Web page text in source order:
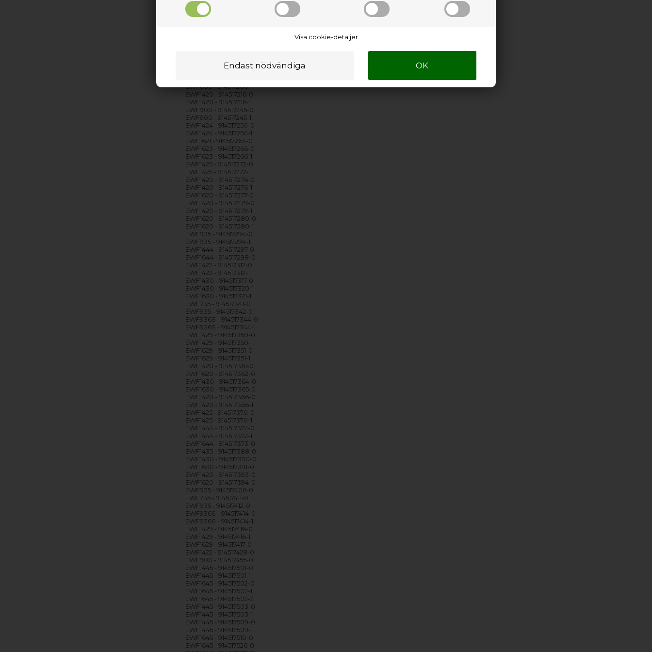
Visa cookie-detaljer
EWF1425 - 914517095-1
EWF1625 - 914517096-0
EWF1422 - 914517205-1
EWF1421 - 914517207-0
EWF830 - 914517208-1
EWF1420 - 914517216-0
EWF1420 - 914517216-1
EWF900 - 914517245-0
EWF900 - 914517245-1
EWF1424 - 914517250-0
EWF1424 - 914517250-1
EWF1621 - 914517264-0
EWF1623 - 914517266-0
EWF1623 - 914517266-1
EWF1425 - 914517272-0
EWF1425 - 914517272-1
EWF1420 - 914517276-0
EWF1420 - 914517276-1
EWF1620 - 914517277-0
EWF1420 - 914517279-0
EWF1420 - 914517279-1
EWF1620 - 914517280-0
EWF1620 - 914517280-1
EWF935 - 914517294-0
EWF935 - 914517294-1
EWF1444 - 914517297-0
EWF1644 - 914517298-0
EWF1422 - 914517312-0
EWF1422 - 914517312-1
EWF1430 - 914517317-0
EWF1430 - 914517320-1
EWF1630 - 914517321-1
EWF735 - 914517341-0
EWF935 - 914517342-0
EWF936S - 914517344-0
EWF936S - 914517344-1
EWF1429 - 914517350-0
EWF1429 - 914517350-1
EWF1629 - 914517351-0
EWF1629 - 914517351-1
EWF1420 - 914517361-0
EWF1620 - 914517362-0
EWF1430 - 914517364-0
EWF1630 - 914517365-0
EWF1420 - 914517366-0
EWF1420 - 914517366-1
EWF1425 - 914517370-0
EWF1425 - 914517370-1
EWF1444 - 914517372-0
EWF1444 - 914517372-1
EWF1644 - 914517373-0
EWF1435 - 914517388-0
EWF1430 - 914517390-0
EWF1630 - 914517391-0
EWF1420 - 914517393-0
EWF1620 - 914517394-0
EWF935 - 914517406-0
EWF735 - 914517411-0
EWF935 - 914517412-0
EWF936S - 914517414-0
EWF936S - 914517414-1
EWF1429 - 914517416-0
EWF1429 - 914517416-1
EWF1629 - 914517417-0
EWF1422 - 914517428-0
EWF900 - 914517455-0
EWF1445 - 914517501-0
EWF1445 - 914517501-1
EWF1645 - 914517502-0
EWF1645 - 914517502-1
EWF1645 - 914517502-2
EWF1445 - 914517503-0
EWF1445 - 914517503-1
EWF1445 - 914517509-0
EWF1445 - 914517509-1
EWF1645 - 914517510-0
EWF1645 - 914517526-0